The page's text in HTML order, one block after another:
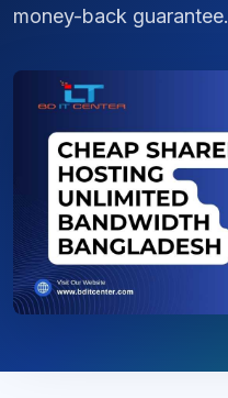
money-back guarantee.